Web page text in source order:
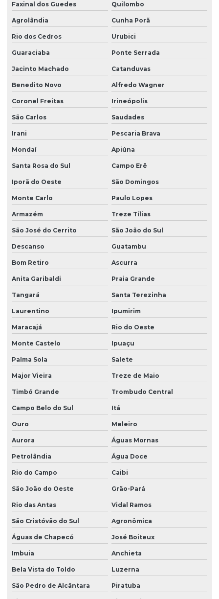
Projeto hidrossanitário hospital
Projeto hidrossanitário loteamento
Projeto hidrossanitário predial
Projeto hidrossanitário de predio
Projeto de laje protendida
Projeto de paredes estruturais para empresas
Projeto de rede de esgoto sanitário
Projeto sanitário completo
Projeto sistema hidraulico
Projetos estruturais
Viga para concreto armado
Viga concreto protendido
Faxinal dos Guedes Quilombo
Agrolândia Cunha Porã
Rio dos Cedros Urubici
Guaraciaba Ponte Serrada
Jacinto Machado Catanduvas
Benedito Novo Alfredo Wagner
Coronel Freitas Irineópolis
São Carlos Saudades
Irani Pescaria Brava
Mondaí Apiúna
Santa Rosa do Sul Campo Erê
Iporã do Oeste São Domingos
Monte Carlo Paulo Lopes
Armazém Treze Tílias
São José do Cerrito São João do Sul
Descanso Guatambu
Bom Retiro Ascurra
Anita Garibaldi Praia Grande
Tangará Santa Terezinha
Laurentino Ipumirim
Maracajá Rio do Oeste
Monte Castelo Ipuaçu
Palma Sola Salete
Major Vieira Treze de Maio
Timbó Grande Trombudo Central
Campo Belo do Sul Itá
Ouro Meleiro
Aurora Águas Mornas
Petrolândia Água Doce
Rio do Campo Caibi
São João do Oeste Grão-Pará
Rio das Antas Vidal Ramos
São Cristóvão do Sul Agronômica
Águas de Chapecó José Boiteux
Imbuia Anchieta
Bela Vista do Toldo Luzerna
São Pedro de Alcântara Piratuba